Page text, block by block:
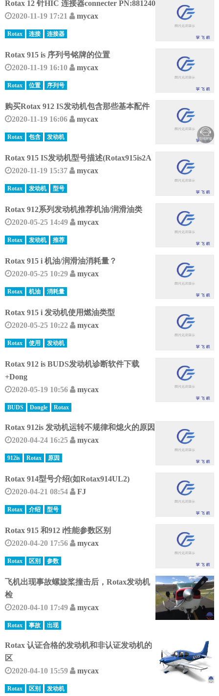
Rotax 12 针HIC 连接器connecter PN:881240
2020-11-19 17:21
mycax
Rotax 连接 连接器
Rotax 915 is 序列号铭牌的位置
2020-11-19 16:10
mycax
Rotax 位置 序列号
购买Rotax 912 IS发动机包含那些基本配件
2020-11-19 16:06
mycax
Rotax 包含 发动机
Rotax 915 IS发动机型号描述(Rotax915is2A
2020-11-19 15:37
mycax
Rotax 发动机 型号
Rotax 912系列发动机推荐机油/润滑油类
2020-05-25 14:49
mycax
Rotax 发动机 推荐
Rotax 915 i 机油/润滑油消耗量？
2020-05-25 10:29
mycax
Rotax 机油 消耗量
Rotax 915 i 发动机使用燃油类型
2020-05-25 10:22
mycax
Rotax 使用 发动机
Rotax 912 is BUDS发动机诊断软件下载
+Dong
2020-05-19 10:56
mycax
BUDS Dongle Rotax
Rotax 912is 发动机运转不规律和熄火的原因
2020-04-24 16:25
mycax
912is Rotax 原因
Rotax 914型号介绍(如Rotax914UL2)
2020-04-21 08:54
FJ
Rotax 介绍 型号
Rotax 915 和912 i性能参数区别
2020-04-20 17:56
mycax
Rotax 区别 参数
飞机出现事故螺旋桨撞击后，Rotax发动机
检
2020-04-10 17:49
mycax
Rotax 事故 出现
Rotax 认证合格的发动机和非认证发动机的
区
2020-04-10 15:59
mycax
Rotax 区别 发动机